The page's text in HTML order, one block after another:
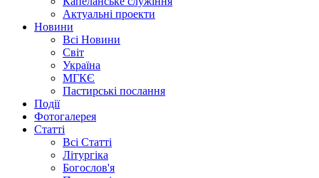
Актуальні проекти
Новини
Всі Новини
Світ
Україна
МГКЄ
Пастирські послання
Події
Фотогалерея
Статті
Всі Статті
Літургіка
Богослов'я